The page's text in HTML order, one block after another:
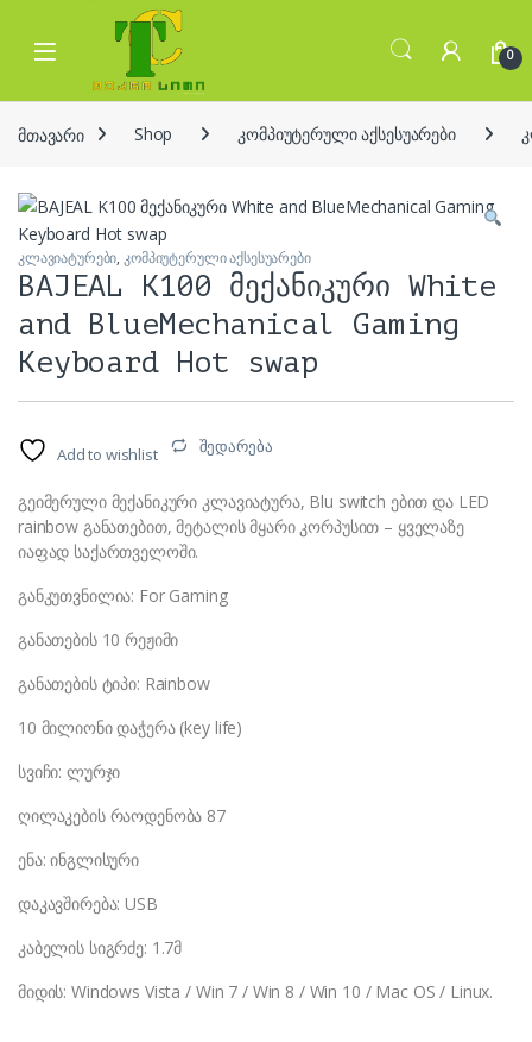
Skip to navigation
Skip to content
Open 0
მთავარი Shop კომპიუტერული აქსესუარები
კლავიატურები,კომპიუტერული აქსესუარები
BAJEAL K100 მექანიკური White
and BlueMechanical Gaming
Keyboard Hot swap
Add to wishlist შედარება
გეიმერული მექანიკური კლავიატურა, Blu switch ებით და LED
rainbow განათებით, მეტალის მყარი კორპუსით – ყველაზე
იაფად საქართველოში.
განკუთვნილია: For Gaming
განათების 10 რეჟიმი
განათების ტიპი: Rainbow
10 მილიონი დაჭერა (key life)
სვიჩი: ლურჯი
ღილაკების რაოდენობა 87
ენა: ინგლისური
დაკავშირება: USB
კაბელის სიგრძე: 1.7მ
მიდის: Windows Vista / Win 7 / Win 8 / Win 10 / Mac OS / Linux.